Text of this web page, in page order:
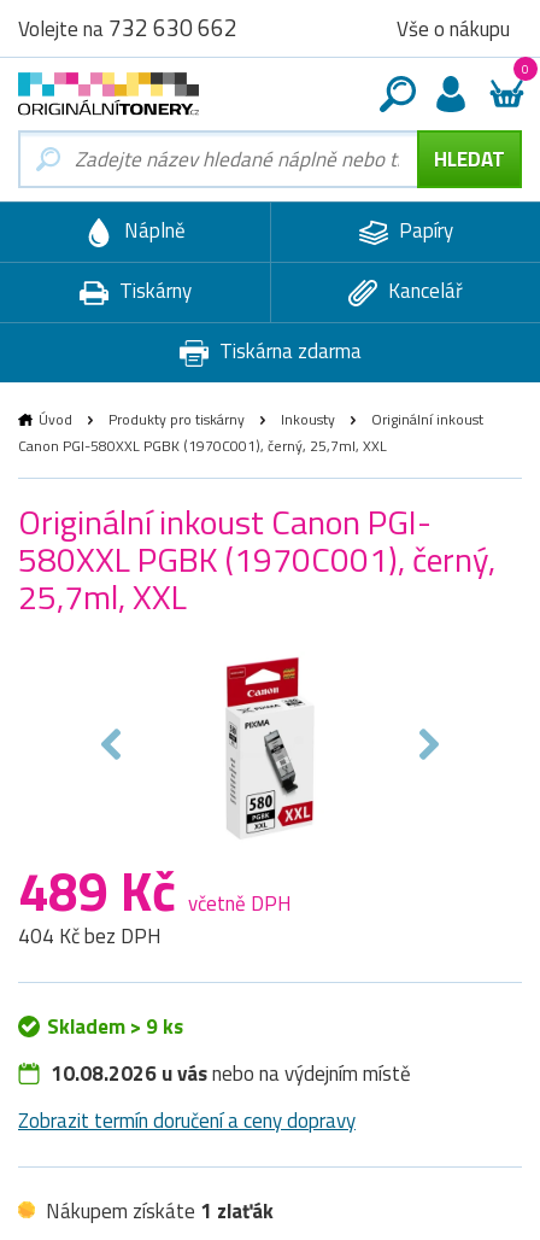
Volejte na732 630 662 Vše o nákupu
0
Náplně
Papíry
Tiskárny
Kancelář
Tiskárna zdarma
Úvod Produkty pro tiskárny Inkousty
Originální inkoust
Canon PGI-580XXL PGBK (1970C001), černý, 25,7ml, XXL
Originální inkoust Canon PGI-
580XXL PGBK (1970C001), černý,
25,7ml, XXL
489 Kč včetně DPH
404 Kč bez DPH
Skladem > 9 ks
10.08.2026 u vásnebo na výdejním místě
Zobrazit termín doručení a ceny dopravy
Nákupem získáte 1 zlaťák